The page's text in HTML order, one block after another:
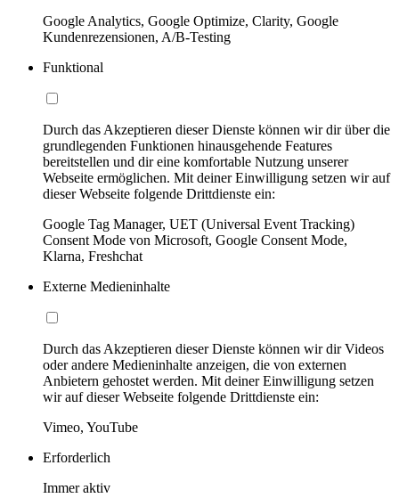
Google Analytics, Google Optimize, Clarity, Google
Kundenrezensionen, A/B-Testing
Funktional
Durch das Akzeptieren dieser Dienste können wir dir über die
grundlegenden Funktionen hinausgehende Features
bereitstellen und dir eine komfortable Nutzung unserer
Webseite ermöglichen. Mit deiner Einwilligung setzen wir auf
dieser Webseite folgende Drittdienste ein:
Google Tag Manager, UET (Universal Event Tracking)
Consent Mode von Microsoft, Google Consent Mode,
Klarna, Freshchat
Externe Medieninhalte
Durch das Akzeptieren dieser Dienste können wir dir Videos
oder andere Medieninhalte anzeigen, die von externen
Anbietern gehostet werden. Mit deiner Einwilligung setzen
wir auf dieser Webseite folgende Drittdienste ein:
Vimeo, YouTube
Erforderlich
Immer aktiv